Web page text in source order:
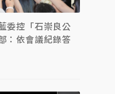
委控「石崇良公
：依會議紀錄答